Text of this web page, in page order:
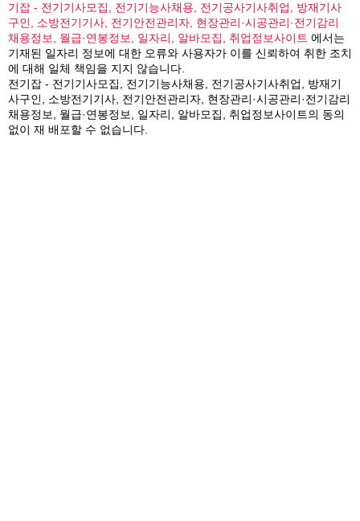
기잡 - 전기기사모집, 전기기능사채용, 전기공사기사취업, 방재기사
구인, 소방전기기사, 전기안전관리자, 현장관리·시공관리·전기감리
채용정보, 월급·연봉정보, 일자리, 알바모집, 취업정보사이트 에서는
기재된 일자리 정보에 대한 오류와 사용자가 이를 신뢰하여 취한 조치
에 대해 일체 책임을 지지 않습니다.
전기잡 - 전기기사모집, 전기기능사채용, 전기공사기사취업, 방재기
사구인, 소방전기기사, 전기안전관리자, 현장관리·시공관리·전기감리
채용정보, 월급·연봉정보, 일자리, 알바모집, 취업정보사이트의 동의
없이 재 배포할 수 없습니다.